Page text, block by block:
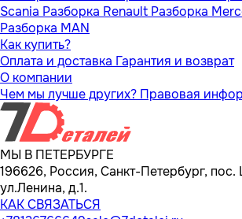
Scania Разборка Renault Разборка
Разборка MAN
Как купить?
Оплата и доставка Гарантия и возврат
О компании
Чем мы лучше других? Правовая
МЫ В ПЕТЕРБУРГЕ
196626, Россия, Санкт-Петербург,
ул.Ленина, д.1.
КАК СВЯЗАТЬСЯ